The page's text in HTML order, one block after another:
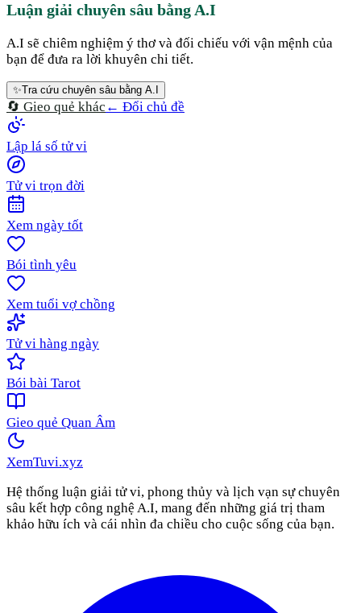
Luận giải chuyên sâu bằng A.I
A.I sẽ chiêm nghiệm ý thơ và đối chiếu với vận mệnh của
bạn để đưa ra lời khuyên chi tiết.
✨Tra cứu chuyên sâu bằng A.I
🔄 Gieo quẻ khác ← Đổi chủ đề
Lập lá số tử vi
Tử vi trọn đời
Xem ngày tốt
Bói tình yêu
Xem tuổi vợ chồng
Tử vi hàng ngày
Bói bài Tarot
Gieo quẻ Quan Âm
XemTuvi.xyz
Hệ thống luận giải tử vi, phong thủy và lịch vạn sự chuyên
sâu kết hợp công nghệ A.I, mang đến những giá trị tham
khảo hữu ích và cái nhìn đa chiều cho cuộc sống của bạn.